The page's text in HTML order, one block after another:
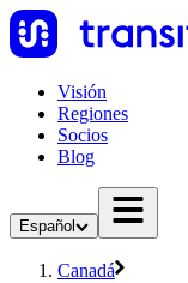
Visión
Regiones
Socios
Blog
Español
Canadá